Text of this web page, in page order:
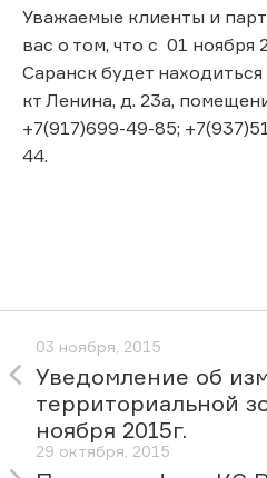
Уважаемые клиенты и
вас о том, что с 01 ноября
Саранск будет
кт Ленина, д. 23а,
+7(917)699-49-85;
44.
03 ноября, 2015
Уведомление об
территориальной
ноября 2015г.
29 октября, 2015